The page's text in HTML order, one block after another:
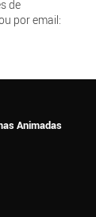
de
por email:
Animadas